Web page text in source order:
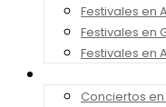
Festivales en
Festivales en
Festivales en
Conciertos